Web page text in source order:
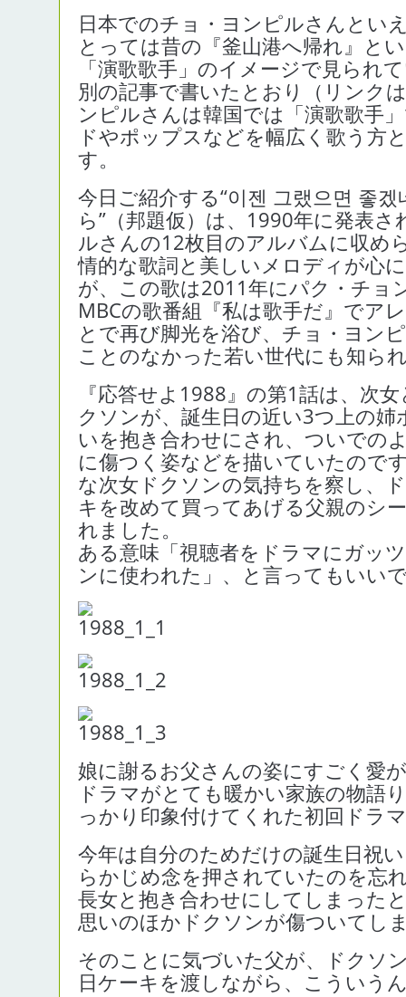
日本でのチョ・ヨンピルさんとい
とっては昔の『釜山港へ帰れ』と
「演歌歌手」のイメージで見られ
別の記事で書いたとおり（リンクは
ンピルさんは韓国では「演歌歌手
ドやポップスなどを幅広く歌う方
す。
今日ご紹介する“이젠 그랬으면 좋
ら”（邦題仮）は、1990年に発表
ルさんの12枚目のアルバムに収め
情的な歌詞と美しいメロディが心
が、この歌は2011年にパク・チョ
MBCの歌番組『私は歌手だ』でア
とで再び脚光を浴び、チョ・ヨン
ことのなかった若い世代にも知ら
『応答せよ1988』の第1話は、次
クソンが、誕生日の近い3つ上の
いを抱き合わせにされ、ついでの
に傷つく姿などを描いていたので
な次女ドクソンの気持ちを察し、
キを改めて買ってあげる父親のシ
れました。
ある意味「視聴者をドラマにガッ
ンに使われた」、と言ってもいい
娘に謝るお父さんの姿にすごく愛
ドラマがとても暖かい家族の物語
っかり印象付けてくれた初回ドラ
今年は自分のためだけの誕生日祝
らかじめ念を押されていたのを忘
長女と抱き合わせにしてしまった
思いのほかドクソンが傷ついてし
そのことに気づいた父が、ドクソ
日ケーキを渡しながら、こういう